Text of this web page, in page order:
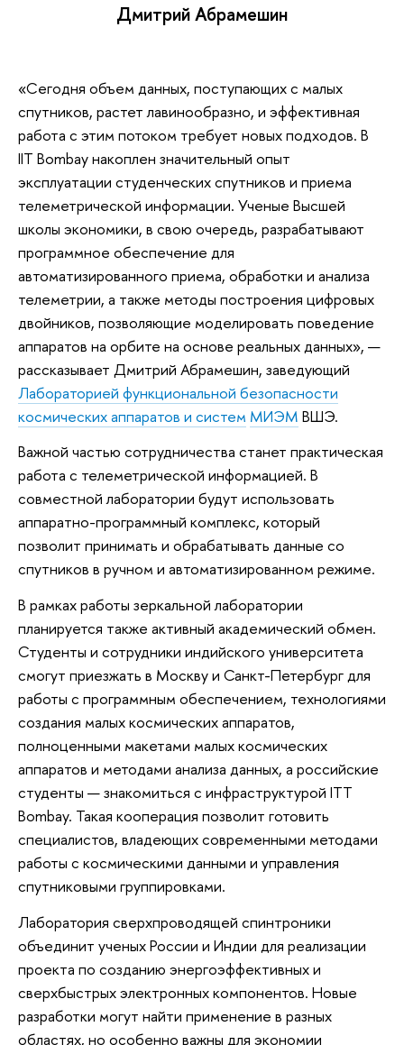
Дмитрий Абрамешин
«Сегодня объем данных, поступающих с малых
спутников, растет лавинообразно, и эффективная
работа с этим потоком требует новых подходов. В
IIT Bombay накоплен значительный опыт
эксплуатации студенческих спутников и приема
телеметрической информации. Ученые Высшей
школы экономики, в свою очередь, разрабатывают
программное обеспечение для
автоматизированного приема, обработки и анализа
телеметрии, а также методы построения цифровых
двойников, позволяющие моделировать поведение
аппаратов на орбите на основе реальных данных», —
рассказывает Дмитрий Абрамешин, заведующий
Лабораторией функциональной безопасности
космических аппаратов и систем МИЭМ ВШЭ.
Важной частью сотрудничества станет практическая
работа с телеметрической информацией. В
совместной лаборатории будут использовать
аппаратно-программный комплекс, который
позволит принимать и обрабатывать данные со
спутников в ручном и автоматизированном режиме.
В рамках работы зеркальной лаборатории
планируется также активный академический обмен.
Студенты и сотрудники индийского университета
смогут приезжать в Москву и Санкт-Петербург для
работы с программным обеспечением, технологиями
создания малых космических аппаратов,
полноценными макетами малых космических
аппаратов и методами анализа данных, а российские
студенты — знакомиться с инфраструктурой ITT
Bombay. Такая кооперация позволит готовить
специалистов, владеющих современными методами
работы с космическими данными и управления
спутниковыми группировками.
Лаборатория сверхпроводящей спинтроники
объединит ученых России и Индии для реализации
проекта по созданию энергоэффективных и
сверхбыстрых электронных компонентов. Новые
разработки могут найти применение в разных
областях, но особенно важны для экономии